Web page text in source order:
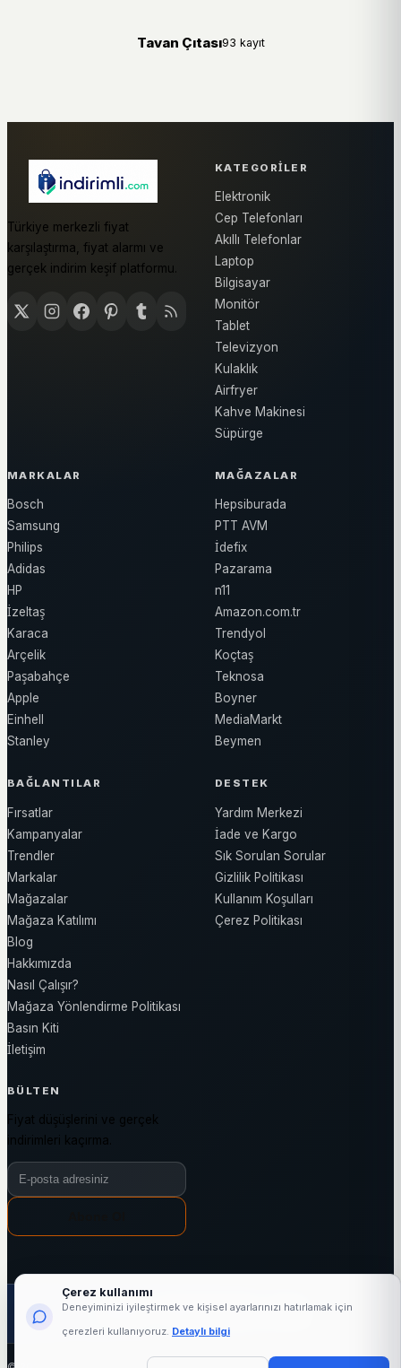
Tavan Çıtası93 kayıt
Türkiye merkezli fiyat
karşılaştırma, fiyat alarmı ve
gerçek indirim keşif platformu.
KATEGORILER
Elektronik
Cep Telefonları
Akıllı Telefonlar
Laptop
Bilgisayar
Monitör
Tablet
Televizyon
Kulaklık
Airfryer
Kahve Makinesi
Süpürge
MARKALAR
Bosch
Samsung
Philips
Adidas
HP
İzeltaş
Karaca
Arçelik
Paşabahçe
Apple
Einhell
Stanley
MAĞAZALAR
Hepsiburada
PTT AVM
İdefix
Pazarama
n11
Amazon.com.tr
Trendyol
Koçtaş
Teknosa
Boyner
MediaMarkt
Beymen
BAĞLANTILAR
Fırsatlar
Kampanyalar
Trendler
Markalar
Mağazalar
Mağaza Katılımı
Blog
Hakkımızda
Nasıl Çalışır?
Mağaza Yönlendirme Politikası
Basın Kiti
İletişim
DESTEK
Yardım Merkezi
İade ve Kargo
Sık Sorulan Sorular
Gizlilik Politikası
Kullanım Koşulları
Çerez Politikası
BÜLTEN
Fiyat düşüşlerini ve gerçek
indirimleri kaçırma.
Bülten e-posta adresiniz
1000+ 25623+3144+ 7/24
Çerez kullanımı
Deneyiminizi iyileştirmek ve kişisel ayarlarınızı hatırlamak için
çerezleri kullanıyoruz. Detaylı bilgi